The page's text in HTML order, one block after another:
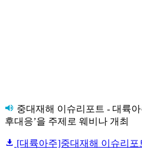
중대재해 이슈리포트 - 대륙
후대응’을 주제로 웨비나 개최
[대륙아주]중대재해 이슈리포